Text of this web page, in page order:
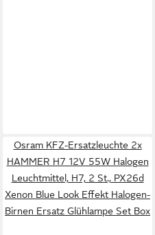
Osram KFZ-Ersatzleuchte 2x
HAMMER H7 12V 55W Halogen
Leuchtmittel, H7, 2 St., PX26d
Xenon Blue Look Effekt Halogen-
Birnen Ersatz Glühlampe Set Box